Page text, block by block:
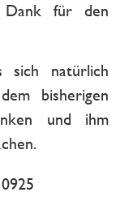
Dank für den
sich natürlich
bisherigen
und ihm